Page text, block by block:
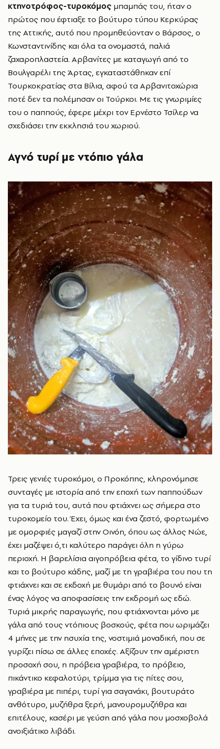
κτηνοτρόφος-τυροκόμος μπαμπάς του, ήταν ο
πρώτος που έφτιαξε το βούτυρο τύπου Κερκύρας
της Αττικής, αυτό που προμηθεύονταν ο Βάρσος, ο
Κωνσταντινίδης και όλα τα ονομαστά, παλιά
ζαχαροπλαστεία. Αρβανίτες με καταγωγή από το
Βουλγαρέλι της Άρτας, εγκαταστάθηκαν επί
Τουρκοκρατίας στα Βίλια, αφού τα Αρβανιτοχώρια
ποτέ δεν τα πολέμησαν οι Τούρκοι. Με τις γνωριμίες
του ο παππούς, έφερε μέχρι τον Ερνέστο Τσίλερ να
σχεδιάσει την εκκλησιά του χωριού.
Αγνό τυρί με ντόπιο γάλα
Τρεις γενιές τυροκόμοι, ο Προκόπης, κληρονόμησε
συνταγές με ιστορία από την εποχή των παππούδων
για τα τυριά του, αυτά που φτιάχνει ως σήμερα στο
τυροκομείο του. Έχει, όμως και ένα ζεστό, φορτωμένο
με ομορφιές μαγαζί στην Οινόη, όπου ως άλλος Νώε,
έχει μαζέψει ό,τι καλύτερο παράγει όλη η γύρω
περιοχή. Η βαρελίσια αιγοπρόβεια φέτα, το γίδινο τυρί
και το βούτυρο κάδης, μαζί με τη γραβιέρα του που τη
φτιάχνει και σε εκδοχή με θυμάρι από το βουνό είναι
ένας λόγος να αποφασίσεις την εκδρομή ως εδώ.
Τυριά μικρής παραγωγής, που φτιάχνονται μόνο με
γάλα από τους ντόπιους βοσκούς, φέτα που ωριμάζει
4 μήνες με την ησυχία της, νοστιμιά μοναδική, που σε
γυρίζει πίσω σε άλλες εποχές. Αξίζουν την αμέριστη
προσοχή σου, η πρόβεια γραβιέρα, το πρόβειο,
πικάντικο κεφαλοτύρι, τρίμμα για τις πίτες σου,
γραβιέρα με πιπέρι, τυρί για σαγανάκι, βουτυράτο
ανθότυρο, μυζήθρα ξερή, μανουρομυζήθρα και
επιτέλους, κασέρι με γεύση από γάλα που μοσχοβολά
ανοιξιάτικο λιβάδι.